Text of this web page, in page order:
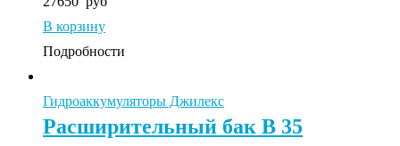
В корзину
Подробности
Гидроаккумуляторы Джилекс
Расширительный бак В 35